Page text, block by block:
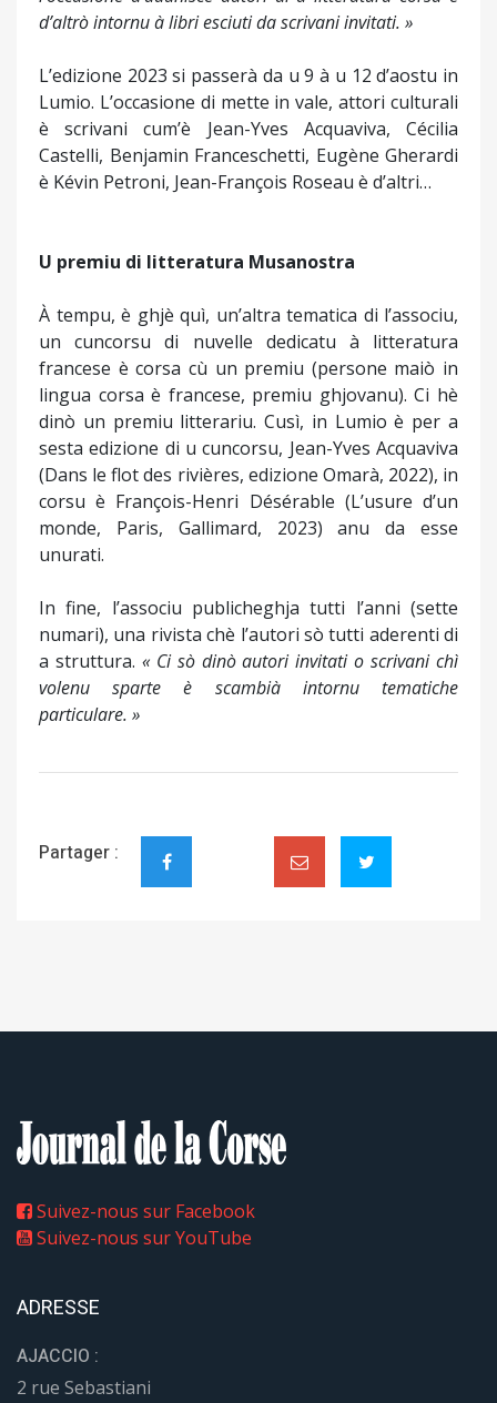
d’altrò intornu à libri esciuti da scrivani invitati. »
L’edizione 2023 si passerà da u 9 à u 12 d’aostu in
Lumio. L’occasione di mette in vale, attori culturali
è scrivani cum’è Jean-Yves Acquaviva, Cécilia
Castelli, Benjamin Franceschetti, Eugène Gherardi
è Kévin Petroni, Jean-François Roseau è d’altri…
U premiu di litteratura Musanostra
À tempu, è ghjè quì, un’altra tematica di l’associu,
un cuncorsu di nuvelle dedicatu à litteratura
francese è corsa cù un premiu (persone maiò in
lingua corsa è francese, premiu ghjovanu). Ci hè
dinò un premiu litterariu. Cusì, in Lumio è per a
sesta edizione di u cuncorsu, Jean-Yves Acquaviva
(Dans le flot des rivières, edizione Omarà, 2022), in
corsu è François-Henri Désérable (L’usure d’un
monde, Paris, Gallimard, 2023) anu da esse
unurati.
In fine, l’associu publicheghja tutti l’anni (sette
numari), una rivista chè l’autori sò tutti aderenti di
a struttura. « Ci sò dinò autori invitati o scrivani chì
volenu sparte è scambià intornu tematiche
particulare. »
Partager :
Suivez-nous sur Facebook
Suivez-nous sur YouTube
ADRESSE
AJACCIO :
2 rue Sebastiani